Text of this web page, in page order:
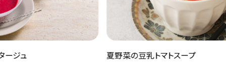
夏野菜の豆乳トマトスープ